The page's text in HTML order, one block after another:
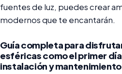
fuentes de luz, puedes crear
modernos que te encantarán.
Guía completa para
esféricas como el primer
instalación y mantenimiento